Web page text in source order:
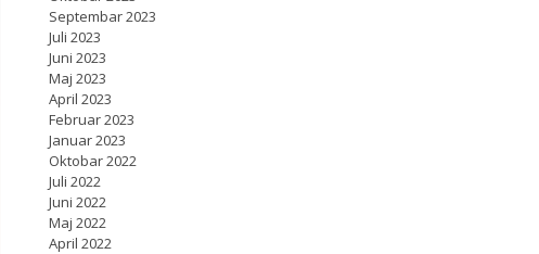
Septembar 2023
Juli 2023
Juni 2023
Maj 2023
April 2023
Februar 2023
Januar 2023
Oktobar 2022
Juli 2022
Juni 2022
Maj 2022
April 2022